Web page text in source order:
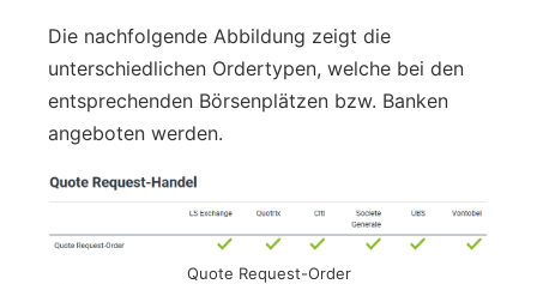
Die nachfolgende Abbildung zeigt die
unterschiedlichen Ordertypen, welche bei den
entsprechenden Börsenplätzen bzw. Banken
angeboten werden.
Quote Request-Order